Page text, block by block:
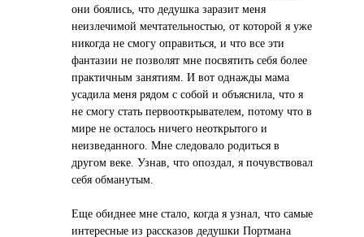
они боялись, что дедушка заразит меня
неизлечимой мечтательностью, от которой я уже
никогда не смогу оправиться, и что все эти
фантазии не позволят мне посвятить себя более
практичным занятиям. И вот однажды мама
усадила меня рядом с собой и объяснила, что я
не смогу стать первооткрывателем, потому что в
мире не осталось ничего неоткрытого и
неизведанного. Мне следовало родиться в
другом веке. Узнав, что опоздал, я почувствовал
себя обманутым.
Еще обиднее мне стало, когда я узнал, что самые
интересные из рассказов дедушки Портмана